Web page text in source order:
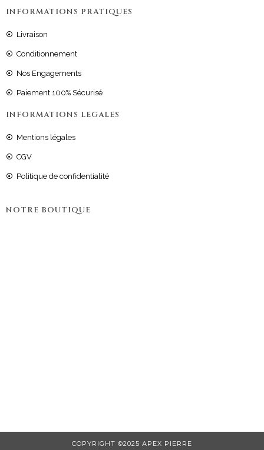
INFORMATIONS PRATIQUES
Livraison
Conditionnement
Nos Engagements
Paiement 100% Sécurisé
INFORMATIONS LEGALES
Mentions légales
CGV
Politique de confidentialité
NOTRE BOUTIQUE
COPYRIGHT ©2025 APEX PIERRE